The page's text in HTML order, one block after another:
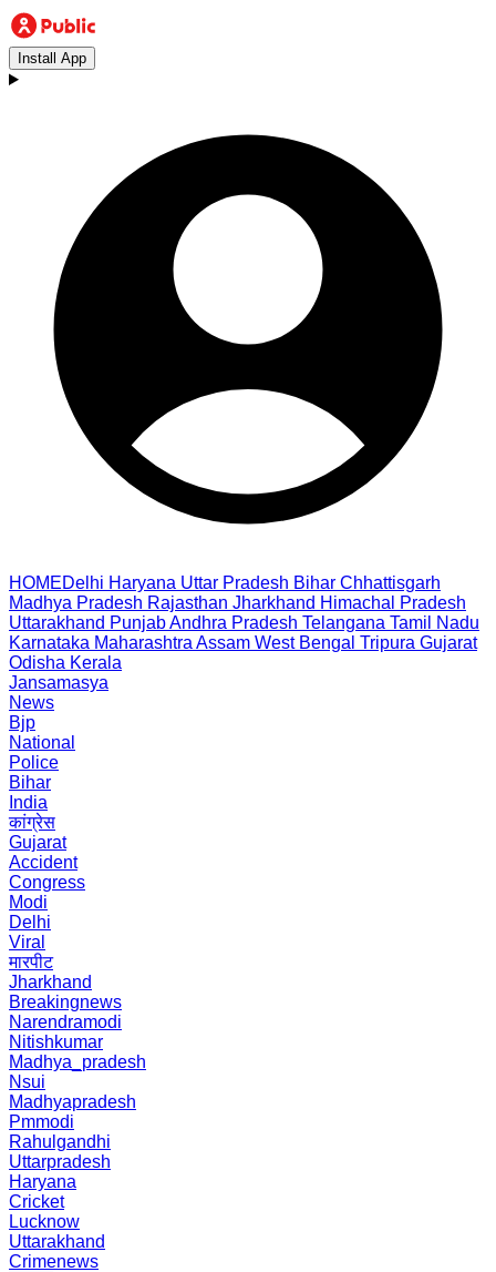
Install App
HOMEDelhi Haryana Uttar Pradesh Bihar Chhattisgarh
Madhya Pradesh Rajasthan Jharkhand Himachal Pradesh
Uttarakhand PunjabAndhra Pradesh Telangana Tamil Nadu
Karnataka Maharashtra Assam West Bengal Tripura Gujarat
Odisha Kerala
Jansamasya
News
Bjp
National
Police
Bihar
India
कांग्रेस
Gujarat
Accident
Congress
Modi
Delhi
Viral
मारपीट
Jharkhand
Breakingnews
Narendramodi
Nitishkumar
Madhya_pradesh
Nsui
Madhyapradesh
Pmmodi
Rahulgandhi
Uttarpradesh
Haryana
Cricket
Lucknow
Uttarakhand
Crimenews